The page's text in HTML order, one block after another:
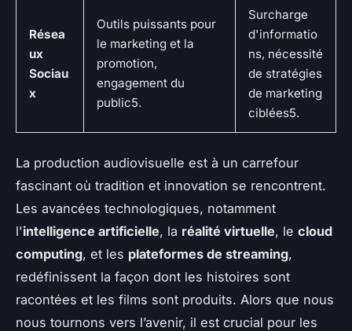
Résea
ux
Sociau
x
Outils puissants pour
le marketing et la
promotion,
engagement du
public5.
Surcharge
d'informatio
ns, nécessité
de stratégies
de marketing
ciblées5.
La production audiovisuelle est à un carrefour
fascinant où tradition et innovation se rencontrent.
Les avancées technologiques, notamment
l'intelligence artificielle, la réalité virtuelle, le cloud
computing, et les plateformes de streaming,
redéfinissent la façon dont les histoires sont
racontées et les films sont produits. Alors que nous
nous tournons vers l’avenir, il est crucial pour les